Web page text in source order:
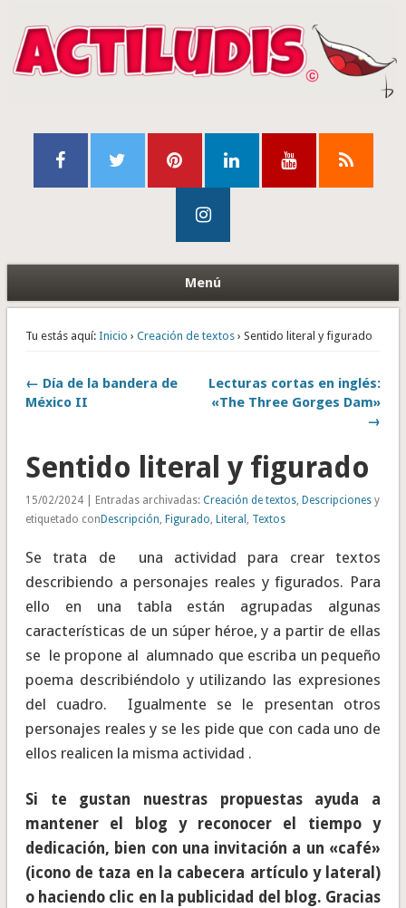
Menú
Tu estás aquí: Inicio › Creación de textos› Sentido literal y figurado
← Día de la bandera de
México II
Lecturas cortas en inglés:
«The Three Gorges Dam»
→
Sentido literal y figurado
15/02/2024 | Entradas archivadas: Creación de textos, Descripcionesy
etiquetado con Descripción, Figurado, Literal , Textos
Se trata de una actividad para crear textos
describiendo a personajes reales y figurados. Para
ello en una tabla están agrupadas algunas
características de un súper héroe, y a partir de ellas
se le propone al alumnado que escriba un pequeño
poema describiéndolo y utilizando las expresiones
del cuadro. Igualmente se le presentan otros
personajes reales y se les pide que con cada uno de
ellos realicen la misma actividad .
Si te gustan nuestras propuestas ayuda a
mantener el blog y reconocer el tiempo y
dedicación, bien con una invitación a un «café»
(icono de taza en la cabecera artículo y lateral)
o haciendo clic en la publicidad del blog. Gracias